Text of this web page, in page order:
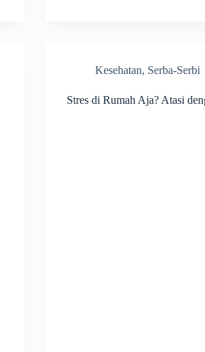
Kesehatan, Serba-Serbi
Stres di Rumah Aja? Atasi